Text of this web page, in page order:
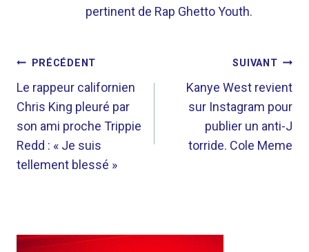
pertinent de Rap Ghetto Youth.
NAVIGATION
DE
L’ARTICLE
PRÉCÉDENT
Le rappeur californien
Chris King pleuré par
son ami proche Trippie
Redd : « Je suis
tellement blessé »
SUIVANT
Kanye West revient
sur Instagram pour
publier un anti-J
torride. Cole Meme